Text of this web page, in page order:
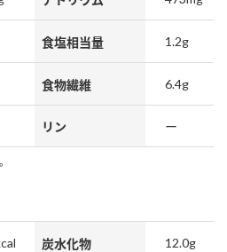
食塩相当量 1.2g
食物繊維 6.4g
リン ー
炭水化物 12.0g